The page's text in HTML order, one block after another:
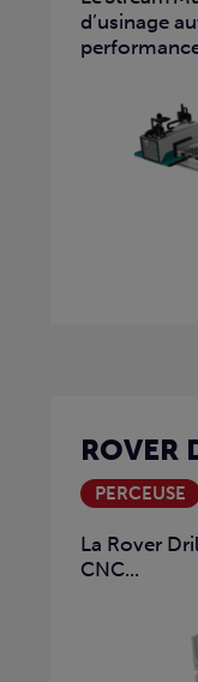
d’usinage
ROVER
PERCEUSE
La Rover
CNC...